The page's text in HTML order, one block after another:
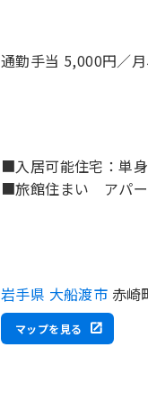
通勤手当 5,000円／
■入居可能住宅：単
■旅館住まい アパー
岩手県 大船渡市 赤
マップを見る